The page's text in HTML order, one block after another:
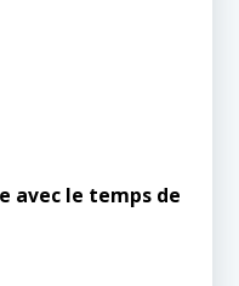
avec le temps de